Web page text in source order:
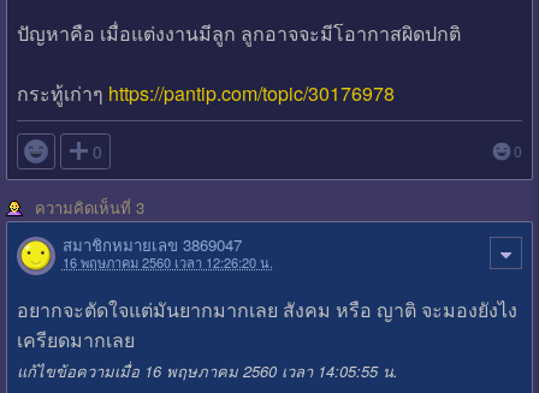
ปัญหาคือ เมื่อแต่งงานมีลูก ลูกอาจจะมีโอากาสผิดปกติ
กระทู้เก่าๆ https://pantip.com/topic/30176978
 0 0
ความคิดเห็นที่ 3
สมาชิกหมายเลข 3869047
16 พฤษภาคม 2560 เวลา 12:26:20 น.
อยากจะตัดใจแต่มันยากมากเลย สังคม หรือ ญาติ จะมองยังไง
เครียดมากเลย
แก้ไขข้อความเมื่อ 16 พฤษภาคม 2560 เวลา 14:05:55 น.